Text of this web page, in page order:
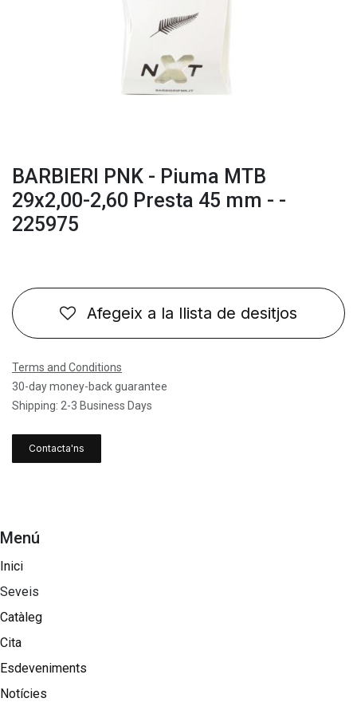
BARBIERI PNK - Piuma MTB
29x2,00-2,60 Presta 45 mm - -
225975
Afegeix a la llista de desitjos
Terms and Conditions
30-day money-back guarantee
Shipping: 2-3 Business Days
Contacta'ns
Menú
Inici
Seveis
Catàleg
Cita
Esdeveniments
Notícies